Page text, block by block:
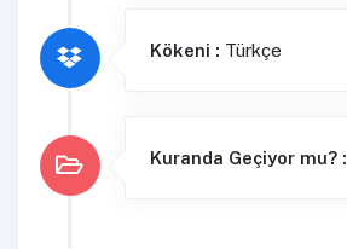
Kökeni : Türkçe
Kuranda Geçiyor mu? :